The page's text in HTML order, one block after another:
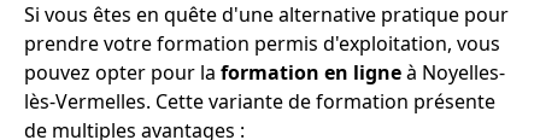
Si vous êtes en quête d'une alternative pratique pour
prendre votre formation permis d'exploitation, vous
pouvez opter pour la formation en ligneà Noyelles-
lès-Vermelles. Cette variante de formation présente
de multiples avantages :